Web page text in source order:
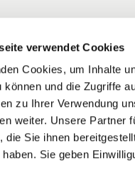
verwendet Cookies
Cookies, um Inhalte
können und die Zugriffe
zu Ihrer Verwendung
weiter. Unsere Partner
die Sie ihnen
Sie geben